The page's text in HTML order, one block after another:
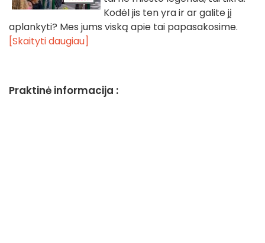
Kodėl jis ten yra ir ar galite jį
aplankyti? Mes jums viską apie tai papasakosime.
[Skaityti daugiau]
Praktinė informacija :